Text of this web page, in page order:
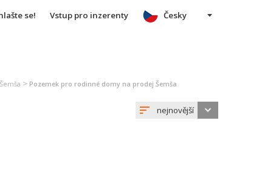
se! Vstup pro inzerenty Česky
> Pozemek pro rodinné domy na prodej Šemša
nejnovější